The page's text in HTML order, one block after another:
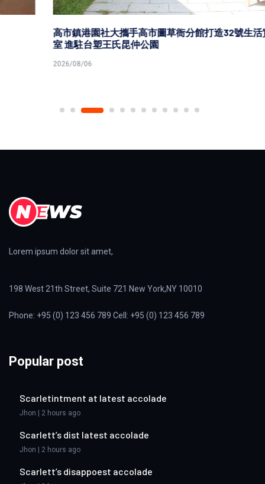
高市鎮港園社大攜手高市圖草衙分館打造32號生活實驗
室 進駐台塑王氏昆仲公園
Lorem ipsum dolor sit amet,
198 West 21th Street, Suite 721 New York,NY 10010
Phone: +95 (0) 123 456 789 Cell: +95 (0) 123 456 789
Popular post
Scarletintment at latest accolade
Jhon | 2 hours ago
Scarlett’s dist latest accolade
Jhon | 2 hours ago
Scarlett’s disappoest accolade